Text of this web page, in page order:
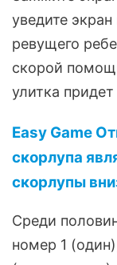
уведите
ревущего
скорой
улитка
Easy Game
скорлупа
скорлупы
Среди
номер 1